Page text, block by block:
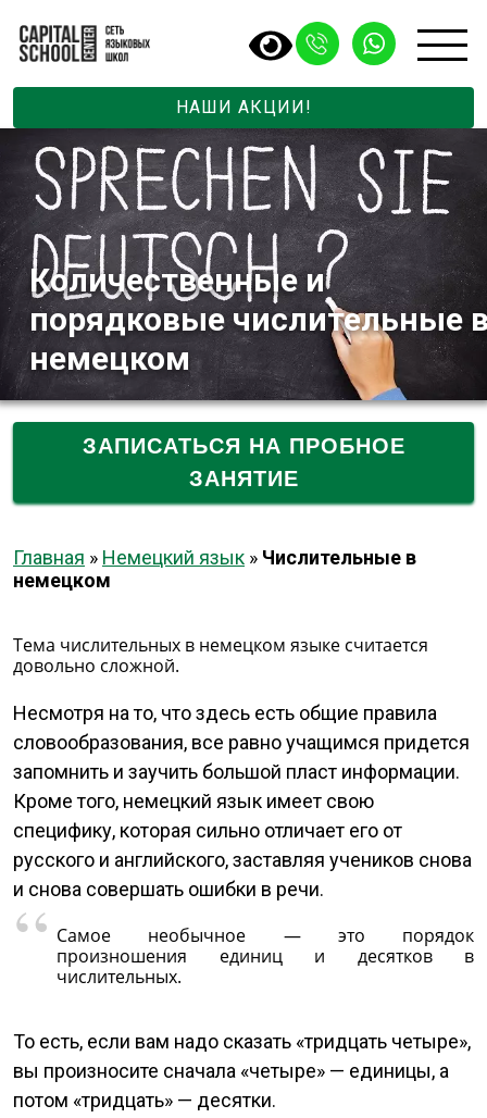
НАШИ АКЦИИ!
Количественные и
порядковые числительные
немецком
ЗАПИСАТЬСЯ НА ПРОБНОЕ
ЗАНЯТИЕ
Главная » Немецкий язык » Числительные в
немецком
Тема числительных в немецком языке считается
довольно сложной.
Несмотря на то, что здесь есть общие правила
словообразования, все равно учащимся придется
запомнить и заучить большой пласт информации.
Кроме того, немецкий язык имеет свою
специфику, которая сильно отличает его от
русского и английского, заставляя учеников снова
и снова совершать ошибки в речи.
Самое необычное — это порядок
произношения единиц и десятков в
числительных.
То есть, если вам надо сказать «тридцать четыре»,
вы произносите сначала «четыре» — единицы, а
потом «тридцать» — десятки.